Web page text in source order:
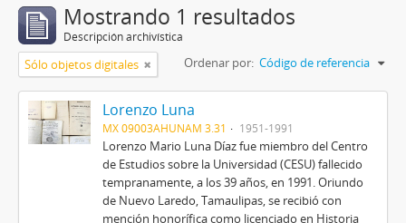
Mostrando 1 resultados
Descripción archivística
Sólo objetos digitales Ordenar por: Código de referencia
Lorenzo Luna
MX 09003AHUNAM 3.31 1951-1991
Lorenzo Mario Luna Díaz fue miembro del Centro
de Estudios sobre la Universidad (CESU) fallecido
tempranamente, a los 39 años, en 1991. Oriundo
de Nuevo Laredo, Tamaulipas, se recibió con
mención honorífica como licenciado en Historia